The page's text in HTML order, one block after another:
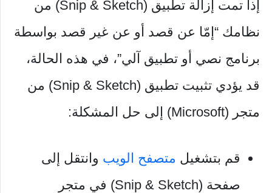
إذا تمت إزالة تطبيق (Snip & Sketch) من
نظامك “إمّا عن قصد أو عن غير قصد بواسطة
برنامج نصي أو تطبيق آلي”، في هذه الحالة،
قد يؤدي تثبيت تطبيق (Snip & Sketch) من
متجر (Microsoft) إلى حل المشكلة:
قم بتشغيل متصفح الويب وانتقل إلى
صفحة (Snip & Sketch) في متجر